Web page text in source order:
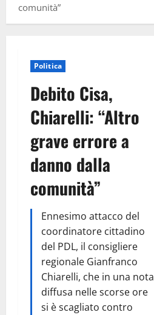
comunità”
Politica
Debito Cisa,
Chiarelli: “Altro
grave errore a
danno dalla
comunità”
Ennesimo attacco del
coordinatore cittadino
del PDL, il consigliere
regionale Gianfranco
Chiarelli, che in una nota
diffusa nelle scorse ore
si è scagliato contro